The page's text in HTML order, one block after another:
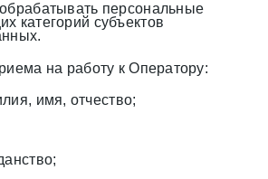
персональные
категорий субъектов
на работу к Оператору:
имя, отчество;